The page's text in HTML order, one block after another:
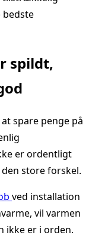
spildt,
spare penge på
er ordentligt
store forskel.
ved installation
vil varmen
ikke er i orden.